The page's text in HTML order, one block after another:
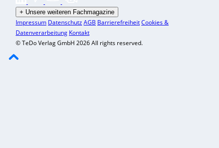
+ Unsere weiteren Fachmagazine
Impressum DatenschutzAGB BarrierefreiheitCookies &
Datenverarbeitung Kontakt
© TeDo Verlag GmbH 2026 All rights reserved.